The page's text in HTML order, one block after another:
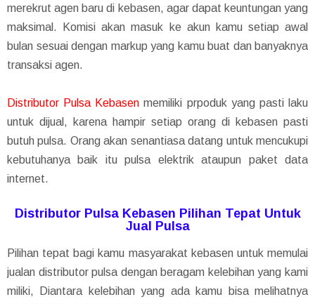
merekrut agen baru di kebasen, agar dapat keuntungan yang
maksimal. Komisi akan masuk ke akun kamu setiap awal
bulan sesuai dengan markup yang kamu buat dan banyaknya
transaksi agen.
Distributor Pulsa Kebasen memiliki prpoduk yang pasti laku
untuk dijual, karena hampir setiap orang di kebasen pasti
butuh pulsa. Orang akan senantiasa datang untuk mencukupi
kebutuhanya baik itu pulsa elektrik ataupun paket data
internet.
Distributor Pulsa Kebasen Pilihan Tepat Untuk
Jual Pulsa
Pilihan tepat bagi kamu masyarakat kebasen untuk memulai
jualan distributor pulsa dengan beragam kelebihan yang kami
miliki, Diantara kelebihan yang ada kamu bisa melihatnya